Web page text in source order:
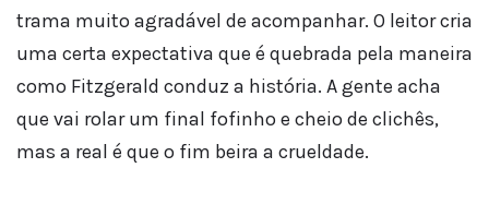
trama muito agradável de acompanhar. O leitor cria
uma certa expectativa que é quebrada pela maneira
como Fitzgerald conduz a história. A gente acha
que vai rolar um final fofinho e cheio de clichês,
mas a real é que o fim beira a crueldade.